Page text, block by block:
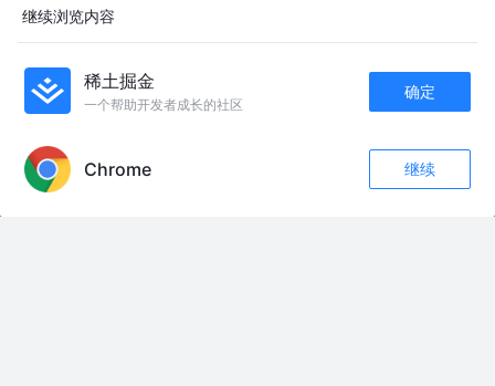
7
TypeScript 十年、2022 Web 网络年鉴
童欧巴 3年前
栗子前端技术周刊第9期 - Oxlinx、Bun 1.0.18、VSCode
2023.11...
晓得迷路了 2年前 884
栗子前端技术周刊第23期 - Bun Window 即将来临、Redis 不再
“开源”、Babylon.js 7.0...
晓得迷路了 2年前
继续浏览内容
稀土掘金
一个帮助开发者成长的社区
确定
Chrome 继续